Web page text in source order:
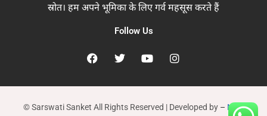
स्रोत। हम अपने भूमिका के लिए गर्व महसूस करते हैं
Follow Us
© Sarswati Sanket All Rights Reserved | Developed by – New